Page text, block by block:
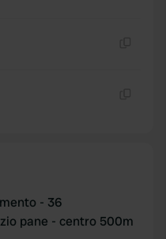
- 36
pane - centro 500m